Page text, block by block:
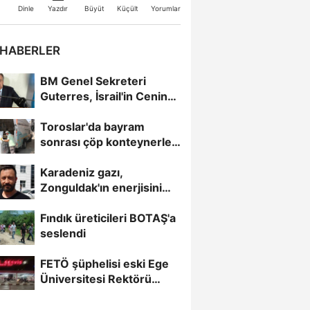
Dinle Yazdır Büyüt Küçült Yorumlar
BM Genel Sekreteri
Guterres, İsrail'in Cenin
Toroslar'da bayram
sonrası çöp konteynerleri
Karadeniz gazı,
Zonguldak'ın enerjisini
Fındık üreticileri BOTAŞ'a
seslendi
FETÖ şüphelisi eski Ege
Üniversitesi Rektörü